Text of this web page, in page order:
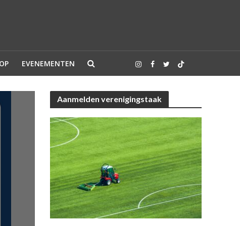
EVENEMENTEN
Aanmelden verenigingstaak